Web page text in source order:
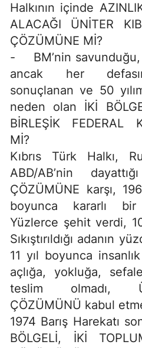
Halkının içinde
ALACAĞI ÜNİTER
ÇÖZÜMÜNE Mİ?
- BM’nin savunduğu,
ancak her
sonuçlanan ve 50
neden olan İKİ
BİRLEŞİK FEDERAL
Mİ?
Kıbrıs Türk Halkı,
ABD/AB’nin
ÇÖZÜMÜNE karşı,
boyunca kararlı
Yüzlerce şehit verdi,
Sıkıştırıldığı adanın
11 yıl boyunca
açlığa, yokluğa,
teslim olmadı,
ÇÖZÜMÜNÜ kabul
1974 Barış Harekatı
BÖLGELİ, İKİ